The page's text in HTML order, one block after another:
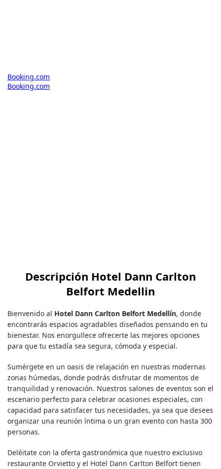
Booking.com
Booking.com
Descripción Hotel Dann Carlton
Belfort Medellin
Bienvenido al Hotel Dann Carlton Belfort Medellín, donde
encontrarás espacios agradables diseñados pensando en tu
bienestar. Nos enorgullece ofrecerte las mejores opciones
para que tu estadía sea segura, cómoda y especial.
Sumérgete en un oasis de relajación en nuestras modernas
zonas húmedas, donde podrás disfrutar de momentos de
tranquilidad y renovación. Nuestros salones de eventos son el
escenario perfecto para celebrar ocasiones especiales, con
capacidad para satisfacer tus necesidades, ya sea que desees
organizar una reunión íntima o un gran evento con hasta 300
personas.
Deléitate con la oferta gastronómica que nuestro exclusivo
restaurante Orvietto y el Hotel Dann Carlton Belfort tienen